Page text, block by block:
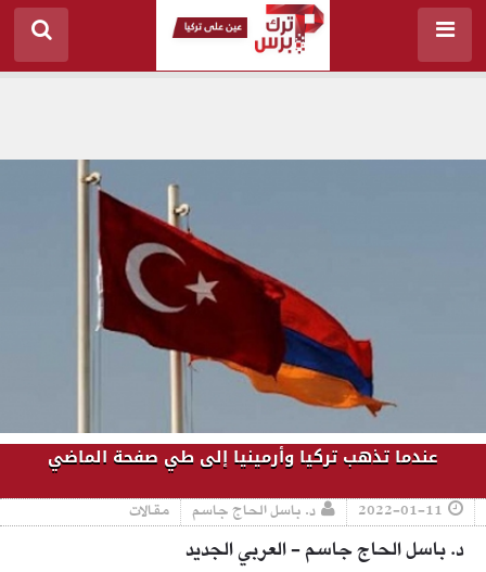
عندما تذهب تركيا وأرمينيا إلى طي صفحة الماضي
2022-01-11 د. باسل الحاج جاسم مقالات
د. باسل الحاج جاسم - العربي الجديد